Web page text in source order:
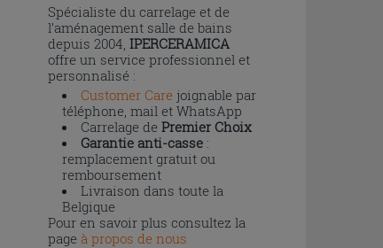
Spécialiste du carrelage et de
l’aménagement salle de bains
depuis 2004, IPERCERAMICA
offre un service professionnel et
personnalisé :
Customer Carejoignable par
téléphone, mail et WhatsApp
Carrelage de Premier Choix
Garantie anti-casse:
remplacement gratuit ou
remboursement
Livraison dans toute la
Belgique
Pour en savoir plus consultez la
page à propos de nous